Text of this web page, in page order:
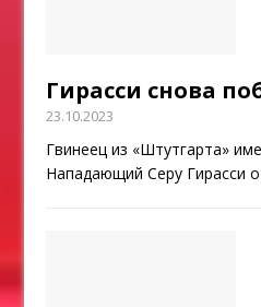
Гирасси снова
23.10.2023
Гвинеец из «Штутгарта»
Нападающий Серу Гирасси